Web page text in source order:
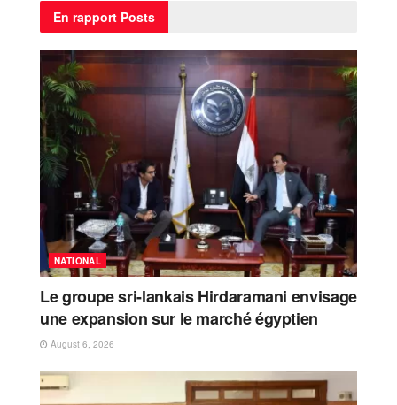
En rapport Posts
NATIONAL
Le groupe sri-lankais Hirdaramani envisage
une expansion sur le marché égyptien
August 6, 2026